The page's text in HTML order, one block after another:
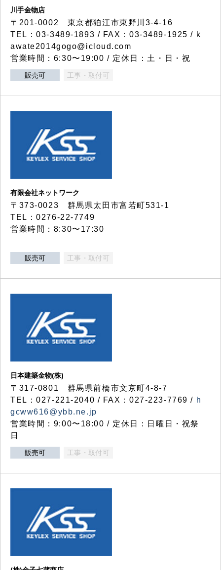
川手金物店
〒201-0002 東京都狛江市東野川3-4-16
TEL：03-3489-1893 / FAX：03-3489-1925 / k
awate2014gogo@icloud.com
営業時間：6:30〜19:00 / 定休日：土・日・祝
販売可 工事・取付可
有限会社ネットワーク
〒373-0023 群馬県太田市富若町531-1
TEL：0276-22-7749
営業時間：8:30〜17:30
販売可 工事・取付可
日本建築金物(株)
〒317‐0801 群馬県前橋市文京町4-8-7
TEL：027-221-2040 / FAX：027-223-7769 / h
gcww616@ybb.ne.jp
営業時間：9:00〜18:00 / 定休日：日曜日・祝祭
日
販売可 工事・取付可